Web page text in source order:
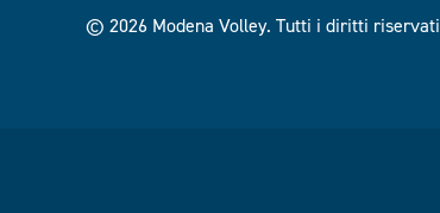
© 2026 Modena Volley. Tutti i diritti riservati